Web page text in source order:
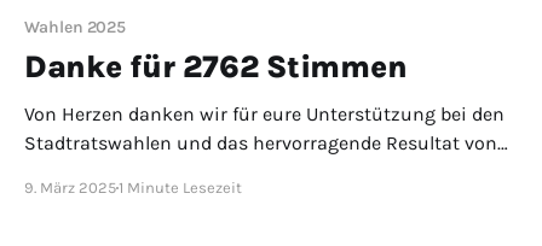
Wahlen 2025
Danke für 2762 Stimmen
Von Herzen danken wir für eure Unterstützung bei den
Stadtratswahlen und das hervorragende Resultat von
9. März 2025 1 Minute Lesezeit